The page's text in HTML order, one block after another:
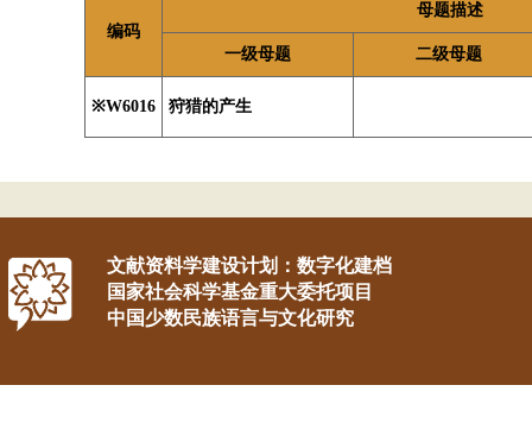
编码
母题描述
一级母题 二级母题
※W6016 狩猎的产生
文献资料学建设计划：数字化建档
国家社会科学基金重大委托项目
中国少数民族语言与文化研究